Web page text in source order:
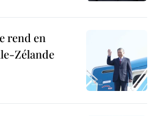
rend en
Zélande